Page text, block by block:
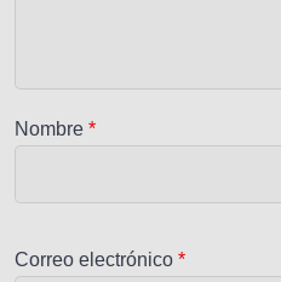
Nombre *
Correo electrónico *